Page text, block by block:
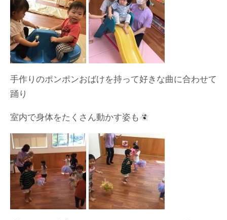
手作りのポンポンおばけを持って好きな曲に合わせて
踊り
室内で身体をたくさん動かす姿も